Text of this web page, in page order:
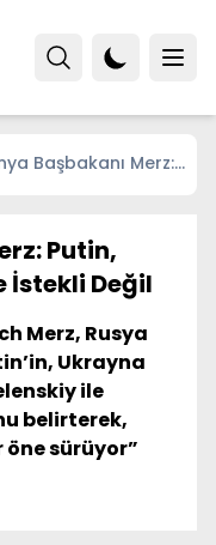
Başbakanı Merz:
Putin,
İstekli Değil
Merz, Rusya
Ukrayna
ile
belirterek,
sürüyor”